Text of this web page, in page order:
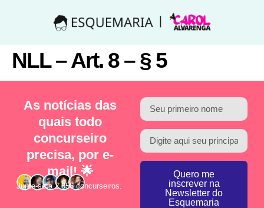
NLL – Art. 8 – § 5
As notícias das
quais todo
concurseiro
precisa, por e-
mail! 🌟
Junte-se a 2.856 concurseiros.
Quero me
inscrever na
Newsletter do
Esquemaria